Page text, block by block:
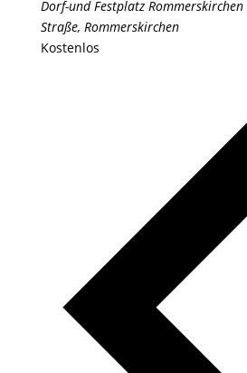
Dorf-und Festplatz Rommerskirchen
Straße, Rommerskirchen
Kostenlos